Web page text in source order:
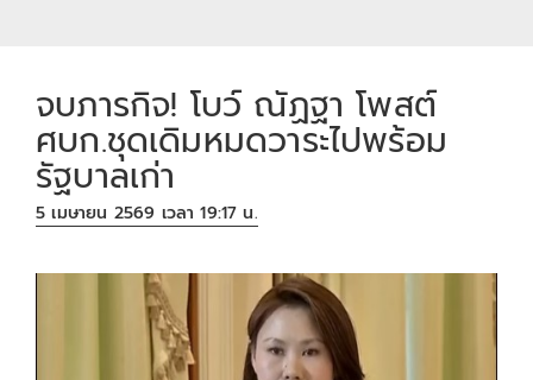
จบภารกิจ! โบว์ ณัฏฐา โพสต์
ศบก.ชุดเดิมหมดวาระไปพร้อม
รัฐบาลเก่า
5 เมษายน 2569 เวลา 19:17 น.